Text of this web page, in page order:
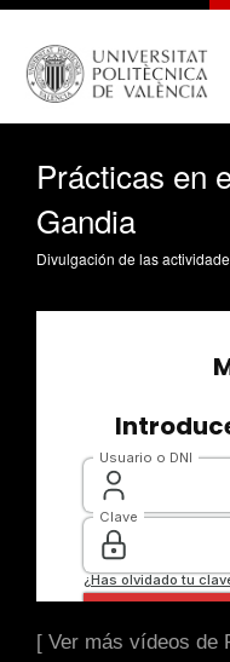
Prácticas en
Gandia
[ Ver más vídeos de